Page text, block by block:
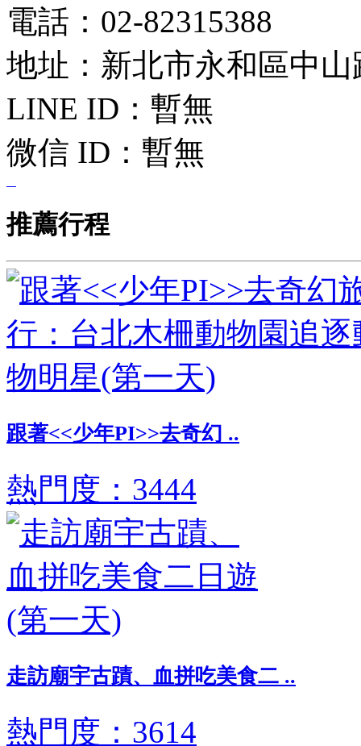
電話：02-82315388
地址：新北市永和區中
LINE ID： 暫無
微信 ID： 暫無
推薦行程
跟著<<少年PI>>去奇幻 ..
熱門度：3444
走訪廟宇古蹟、血拼吃美食二 ..
熱門度：3614